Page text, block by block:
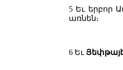
5 Եւ երբոր
առնեն։
6 Եւ